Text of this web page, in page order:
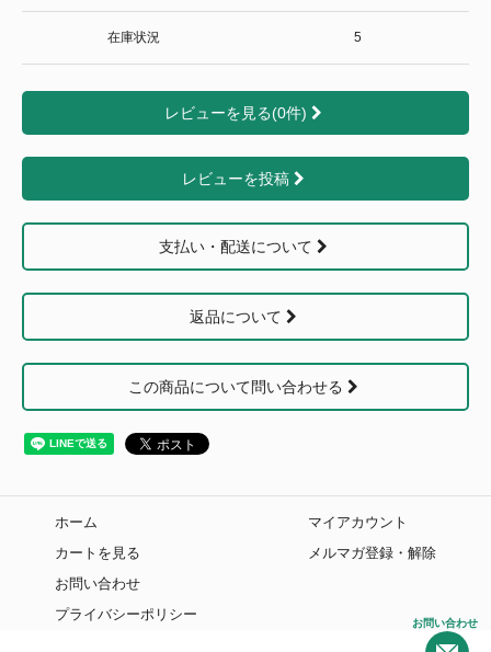
お問い合わせ
在庫状況 5
レビューを見る(0件)
レビューを投稿
支払い・配送について
返品について
この商品について問い合わせる
ホーム
カートを見る
お問い合わせ
プライバシーポリシー
マイアカウント
メルマガ登録・解除